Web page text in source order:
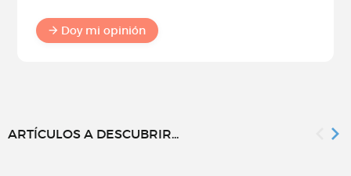
Doy mi opinión
ARTÍCULOS A DESCUBRIR...